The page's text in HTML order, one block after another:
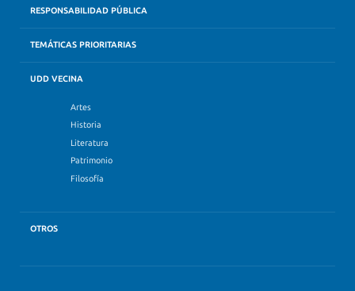
RESPONSABILIDAD PÚBLICA
TEMÁTICAS PRIORITARIAS
UDD VECINA
Artes
Historia
Literatura
Patrimonio
Filosofía
OTROS